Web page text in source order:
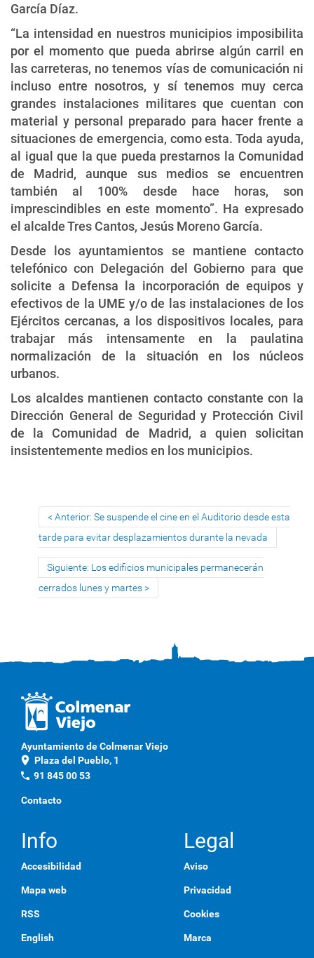
García Díaz.
“La intensidad en nuestros municipios imposibilita
por el momento que pueda abrirse algún carril en
las carreteras, no tenemos vías de comunicación ni
incluso entre nosotros, y sí tenemos muy cerca
grandes instalaciones militares que cuentan con
material y personal preparado para hacer frente a
situaciones de emergencia, como esta. Toda ayuda,
al igual que la que pueda prestarnos la Comunidad
de Madrid, aunque sus medios se encuentren
también al 100% desde hace horas, son
imprescindibles en este momento”. Ha expresado
el alcalde Tres Cantos, Jesús Moreno García.
Desde los ayuntamientos se mantiene contacto
telefónico con Delegación del Gobierno para que
solicite a Defensa la incorporación de equipos y
efectivos de la UME y/o de las instalaciones de los
Ejércitos cercanas, a los dispositivos locales, para
trabajar más intensamente en la paulatina
normalización de la situación en los núcleos
urbanos.
Los alcaldes mantienen contacto constante con la
Dirección General de Seguridad y Protección Civil
de la Comunidad de Madrid, a quien solicitan
insistentemente medios en los municipios.
Anterior: Se suspende el cine en el Auditorio desde esta
tarde para evitar desplazamientos durante la nevada
Siguiente: Los edificios municipales permanecerán
cerrados lunes y martes
Ayuntamiento de Colmenar Viejo
location_on Plaza del Pueblo, 1
phone 91 845 00 53
Contacto
Info
Accesibilidad
Mapa web
RSS
English
Legal
Aviso
Privacidad
Cookies
Marca